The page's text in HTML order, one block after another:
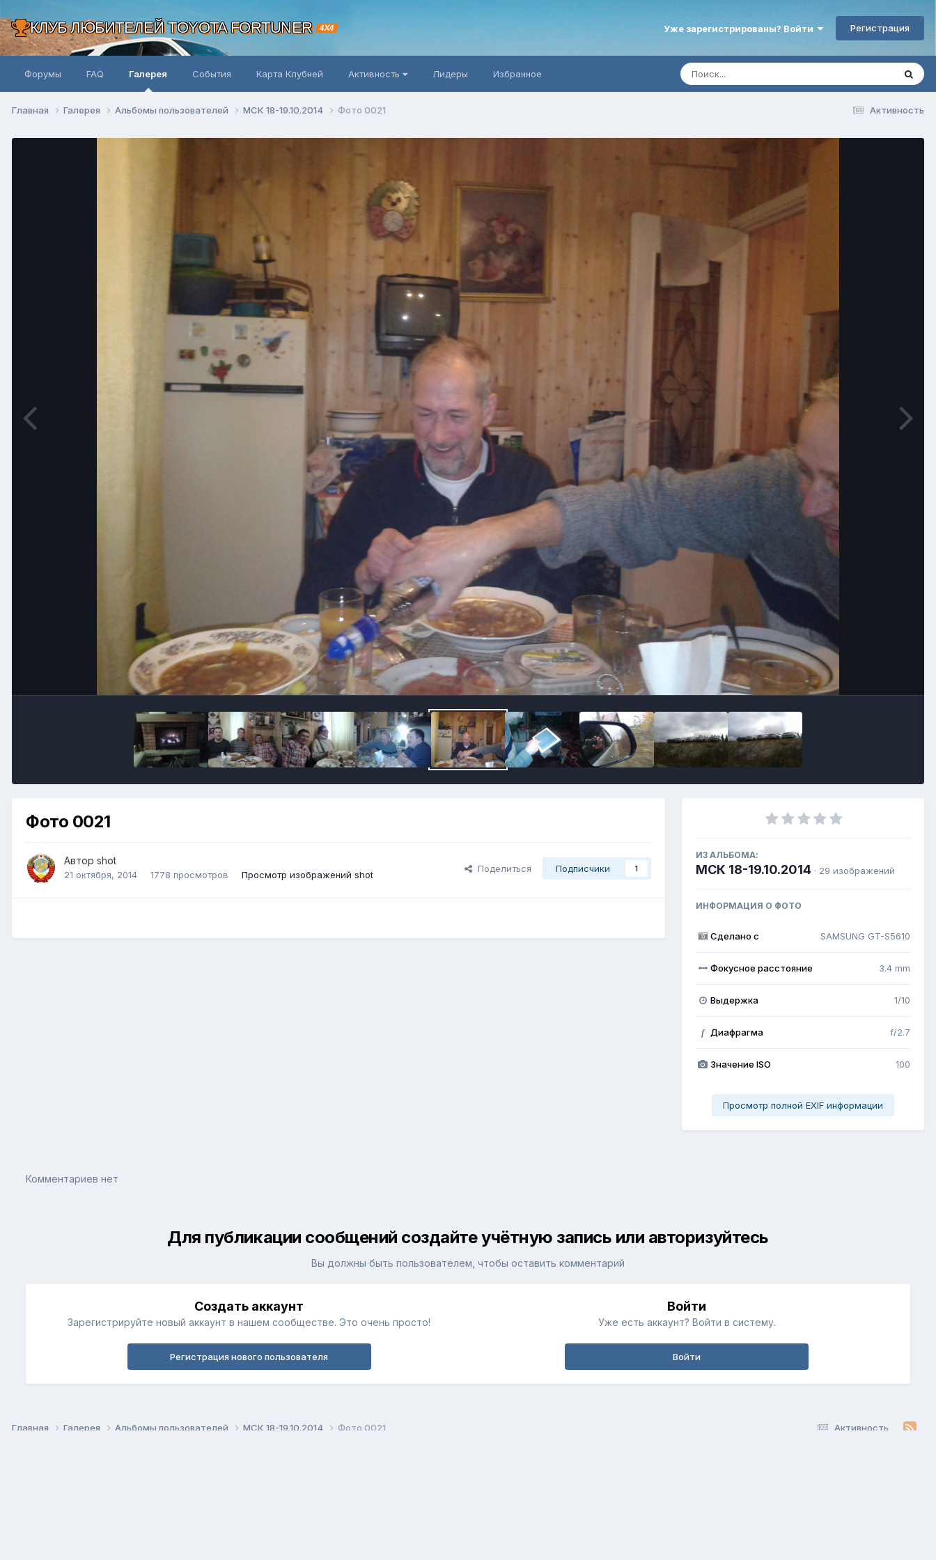
КЛУБ ЛЮБИТЕЛЕЙ TOYOTA FORTUNER 4X4 Уже зарегистрированы? Войти Регистрация
Форумы FAQ Галерея События Карта Клубней Активность Лидеры Избранное
Активность
Главная Галерея Альбомы пользователей МСК 18-19.10.2014 Фото 0021
Инструменты
Фото 0021
Автор shot
21 октября, 2014 1778 просмотров Просмотр изображений shot
Поделиться Подписчики 1
ИЗ АЛЬБОМА:
МСК 18-19.10.2014 · 29 изображений
ИНФОРМАЦИЯ О ФОТО
Сделано с SAMSUNG GT-S5610
Фокусное расстояние 3.4 mm
Выдержка 1/10
f Диафрагма f/2.7
Значение ISO 100
Просмотр полной EXIF информации
Комментариев нет
Для публикации сообщений создайте учётную запись или авторизуйтесь
Вы должны быть пользователем, чтобы оставить комментарий
Создать аккаунт
Зарегистрируйте новый аккаунт в нашем сообществе. Это очень просто!
Регистрация нового пользователя
Войти
Уже есть аккаунт? Войти в систему.
Войти
Активность
Главная Галерея Альбомы пользователей МСК 18-19.10.2014 Фото 0021